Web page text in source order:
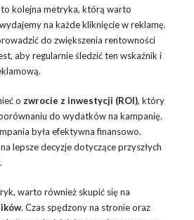
to kolejna metryka, którą warto
na każde kliknięcie w reklamę.
do zwiększenia rentowności
aby regularnie śledzić ten wskaźnik i
o zwrocie z inwestycji (ROI), który
do wydatków na kampanię.
była efektywna finansowo.
lepsze decyzje dotyczące przyszłych
warto również skupić się na
. Czas spędzony na stronie oraz